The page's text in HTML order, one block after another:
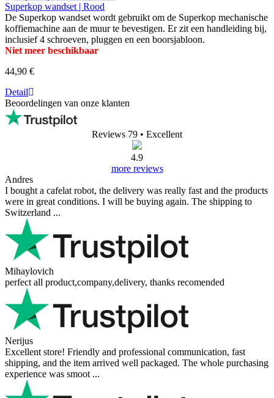
Superkop wandset | Rood
De Superkop wandset wordt gebruikt om de Superkop mechanische
koffiemachine aan de muur te bevestigen. Er zit een handleiding bij,
inclusief 4 schroeven, pluggen en een boorsjabloon.
Niet meer beschikbaar
44,90 €
Detail
Beoordelingen van onze klanten
Reviews 79 • Excellent
4.9
more reviews
Andres
I bought a cafelat robot, the delivery was really fast and the products
were in great conditions. I will be buying again. The shipping to
Switzerland ...
Mihaylovich
perfect all product,company,delivery, thanks recomended
Nerijus
Excellent store! Friendly and professional communication, fast
shipping, and the item arrived well packaged. The whole purchasing
experience was smoot ...